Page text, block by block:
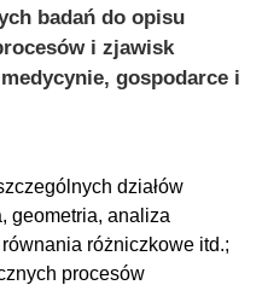
badań do opisu
i zjawisk
gospodarce i
działów
geometria, analiza
różniczkowe itd.;
procesów